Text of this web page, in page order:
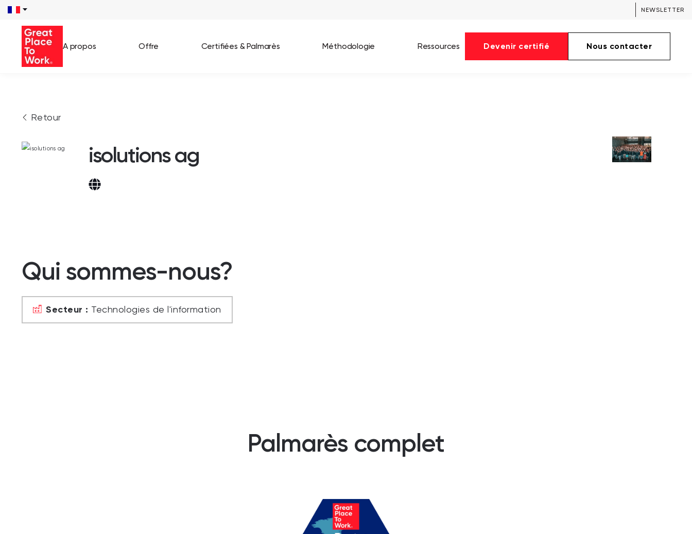
NEWSLETTER
A propos Offre Certifiées & Palmarès Méthodologie Ressources Devenir certifié Nous contacter
Retour
isolutions ag
Qui sommes-nous?
Secteur : Technologies de l'information
Palmarès complet